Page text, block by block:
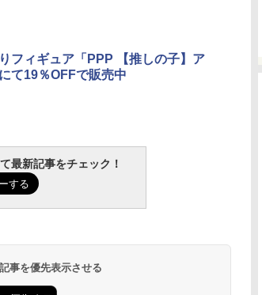
フィギュア「PPP 【推しの子】ア
て19％OFFで販売中
最新記事をチェック！
事を優先表示させる